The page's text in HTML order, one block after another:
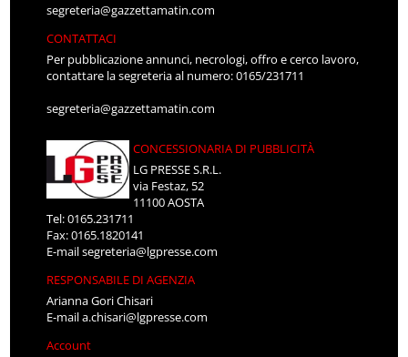
segreteria@gazzettamatin.com
CONTATTACI
Per pubblicazione annunci, necrologi, offro e cerco lavoro,
contattare la segreteria al numero: 0165/231711
segreteria@gazzettamatin.com
CONCESSIONARIA DI PUBBLICITÀ
LG PRESSE S.R.L.
via Festaz, 52
11100 AOSTA
Tel: 0165.231711
Fax: 0165.1820141
E-mailsegreteria@lgpresse.com
RESPONSABILE DI AGENZIA
Arianna Gori Chisari
E-maila.chisari@lgpresse.com
Account